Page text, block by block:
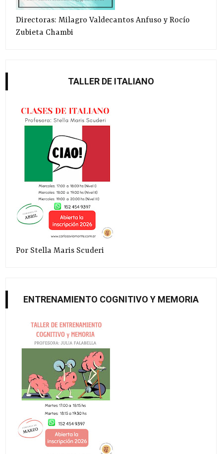
Directoras: Milagro Valdecantos Anfuso y Rocío
Zubieta Chambi
TALLER DE ITALIANO
Por Stella Maris Scuderi
ENTRENAMIENTO COGNITIVO Y MEMORIA